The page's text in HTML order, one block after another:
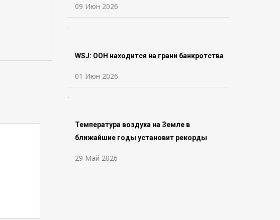
09 Июн 2026
WSJ: ООН находится на грани банкротства
01 Июн 2026
Температура воздуха на Земле в
ближайшие годы установит рекорды
29 Май 2026